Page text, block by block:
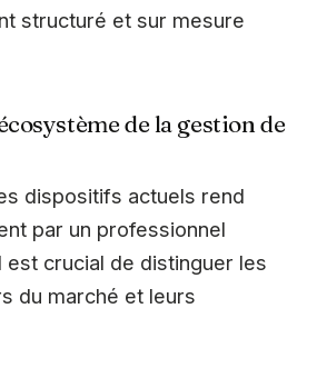
structuré et sur mesure
de la gestion de
dispositifs actuels rend
par un professionnel
est crucial de distinguer les
du marché et leurs